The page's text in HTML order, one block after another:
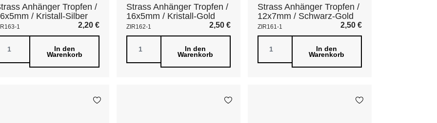
Anhänger Tropfen /
/ Kristall-Silber
1 2,20 €
In den
Warenkorb
Strass Anhänger Tropfen /
16x5mm / Kristall-Gold
ZIR162-1 2,50 €
In den
Warenkorb
Strass Anhänger Tropfen /
12x7mm / Schwarz-Gold
ZIR161-1 2,50 €
In den
Warenkorb